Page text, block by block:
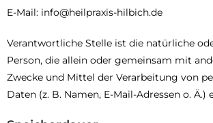
E-Mail: info@heilpraxis-hilbich.de
Verantwortliche Stelle ist die natürliche
Person, die allein oder gemeinsam mit
Zwecke und Mittel der Verarbeitung von
Daten (z. B. Namen, E-Mail-Adressen o. Ä.)